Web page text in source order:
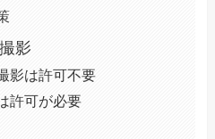
影
影は許可不要
許可が必要